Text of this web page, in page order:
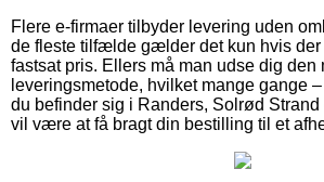
Flere e-firmaer tilbyder levering uden
de fleste tilfælde gælder det kun hvis der
fastsat pris. Ellers må man udse dig den
leveringsmetode, hvilket mange gange
du befinder sig i Randers, Solrød
vil være at få bragt din bestilling til et